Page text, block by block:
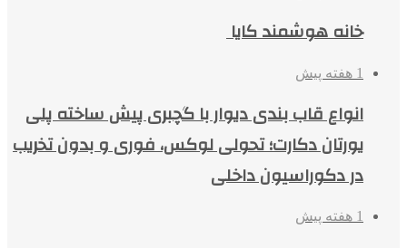
خانه هوشمند کایا
1 هفته پیش
انواع قاب بندی دیوار با گچبری پیش ساخته پلی
یورتان دکارت؛ تحولی لوکس، فوری و بدون تخریب
در دکوراسیون داخلی
1 هفته پیش